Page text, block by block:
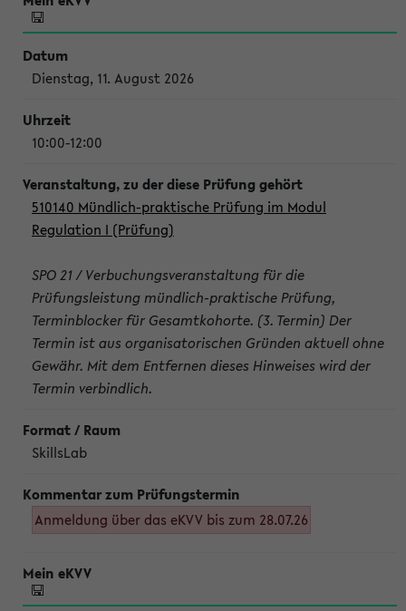
Dienstag, 11. August 2026
10:00-12:00
510140 Mündlich-praktische Prüfung im Modul
Regulation I (Prüfung)
SPO 21 / Verbuchungsveranstaltung für die
Prüfungsleistung mündlich-praktische Prüfung,
Terminblocker für Gesamtkohorte. (3. Termin) Der
Termin ist aus organisatorischen Gründen aktuell ohne
Gewähr. Mit dem Entfernen dieses Hinweises wird der
Termin verbindlich.
SkillsLab
Anmeldung über das eKVV bis zum 28.07.26